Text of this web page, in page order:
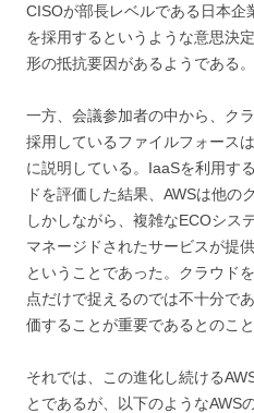
CISOが部長レベルである日本企
を採用するというような意思決
形の抵抗要因があるようである。
一方、会議参加者の中から、ク
採用しているファイルフォース
に説明している。IaaSを利用す
ドを評価した結果、AWSは他の
しかしながら、複雑なECOシス
マネージドされたサービスが提
ということであった。クラウド
点だけで捉えるのでは不十分で
価することが重要であるとのこと
それでは、この進化し続ける
とであるが、以下のようなAWS